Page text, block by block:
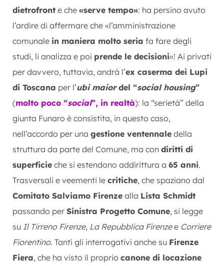
dietrofront e che «serve tempo»: ha persino avuto
l’ardire di affermare che «l’amministrazione
comunale in maniera molto seria fa fare degli
studi, li analizza e poi prende le decisioni»! Ai privati
per davvero, tuttavia, andrà l’ex caserma dei Lupi
di Toscana per l’ubi maiordel “social housing”
(molto poco “social”, in realtà): la “serietà” della
giunta Funaro è consistita, in questo caso,
nell’accordo per una gestione ventennale della
struttura da parte del Comune, ma con diritti di
superficie che si estendono addirittura a 65 anni.
Trasversali e veementi le critiche, che spaziano dal
Comitato Salviamo Firenze alla Lista Schmidt
passando per Sinistra Progetto Comune, si legge
su Il Tirreno Firenze, La Repubblica Firenzee Corriere
Fiorentino. Tanti gli interrogativi anche su Firenze
Fiera, che ha visto il proprio canone di locazione